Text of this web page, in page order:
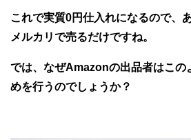
これで実質0円仕入れになるので、
メルカリで売るだけですね。
では、なぜAmazonの出品者はこの
めを行うのでしょうか？